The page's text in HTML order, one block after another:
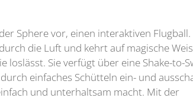
Sphere vor, einen interaktiven Flugball.
die Luft und kehrt auf magische
loslässt. Sie verfügt über eine Shake-to-
einfaches Schütteln ein- und
und unterhaltsam macht. Mit der